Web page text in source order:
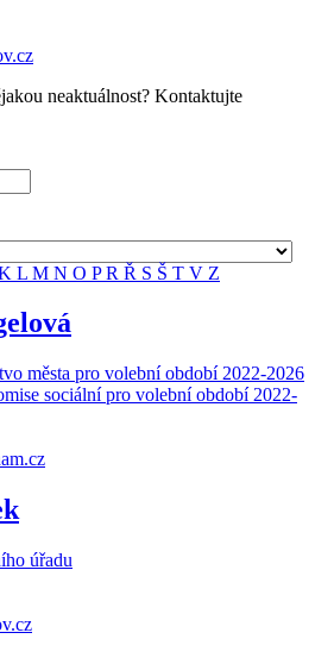
neaktuálnost? Kontaktujte
L M N O PR Ř S Š T V Z
města pro volební období 2022-2026
sociální pro volební období 2022-
úřadu